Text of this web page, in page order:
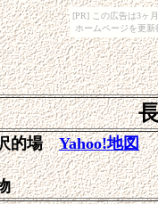
[PR] この広告は3ヶ
ホームページを更
的場
Yahoo!地図